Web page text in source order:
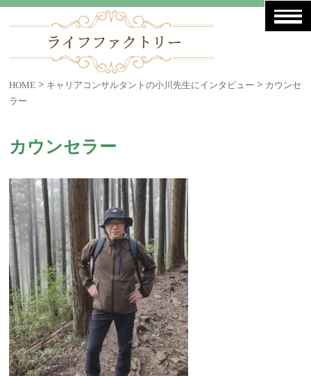
HOME > キャリアコンサルタントの小川先生にインタビュー > カウンセ
ラー
カウンセラー